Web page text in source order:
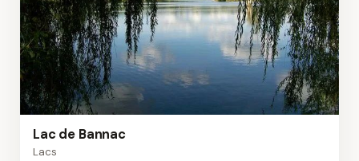
Lac de Bannac
Lacs